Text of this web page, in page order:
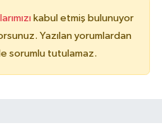
kabul etmiş bulunuyor
Yazılan yorumlardan
sorumlu tutulamaz.